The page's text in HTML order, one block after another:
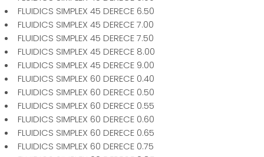
FLUIDICS SIMPLEX 45 DERECE 6.50
FLUIDICS SIMPLEX 45 DERECE 7.00
FLUIDICS SIMPLEX 45 DERECE 7.50
FLUIDICS SIMPLEX 45 DERECE 8.00
FLUIDICS SIMPLEX 45 DERECE 9.00
FLUIDICS SIMPLEX 60 DERECE 0.40
FLUIDICS SIMPLEX 60 DERECE 0.50
FLUIDICS SIMPLEX 60 DERECE 0.55
FLUIDICS SIMPLEX 60 DERECE 0.60
FLUIDICS SIMPLEX 60 DERECE 0.65
FLUIDICS SIMPLEX 60 DERECE 0.75